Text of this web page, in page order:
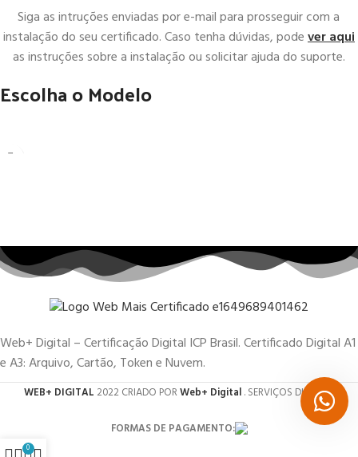
Siga as intruções enviadas por e-mail para prosseguir com a
instalação do seu certificado. Caso tenha dúvidas, podever aqui
as instruções sobre a instalação ou solicitar ajuda do suporte.
Escolha o Modelo
Web+ Digital – Certificação Digital ICP Brasil. Certificado Digital A1
e A3: Arquivo, Cartão, Token e Nuvem.
WEB+ DIGITAL 2022 CRIADO PORWeb+ Digital. SERVIÇOS DIGITAIS.
FORMAS DE PAGAMENTO:
0